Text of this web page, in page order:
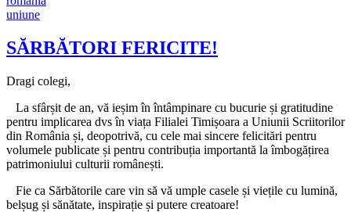
uniune
SĂRBĂTORI FERICITE!
Dragi colegi,
La sfârșit de an, vă ieșim în întâmpinare cu bucurie și gratitudine
pentru implicarea dvs în viața Filialei Timișoara a Uniunii Scriitorilor
din România și, deopotrivă, cu cele mai sincere felicitări pentru
volumele publicate și pentru contribuția importantă la îmbogățirea
patrimoniului culturii românești.
Fie ca Sărbătorile care vin să vă umple casele și viețile cu lumină,
belșug și sănătate, inspirație și putere creatoare!